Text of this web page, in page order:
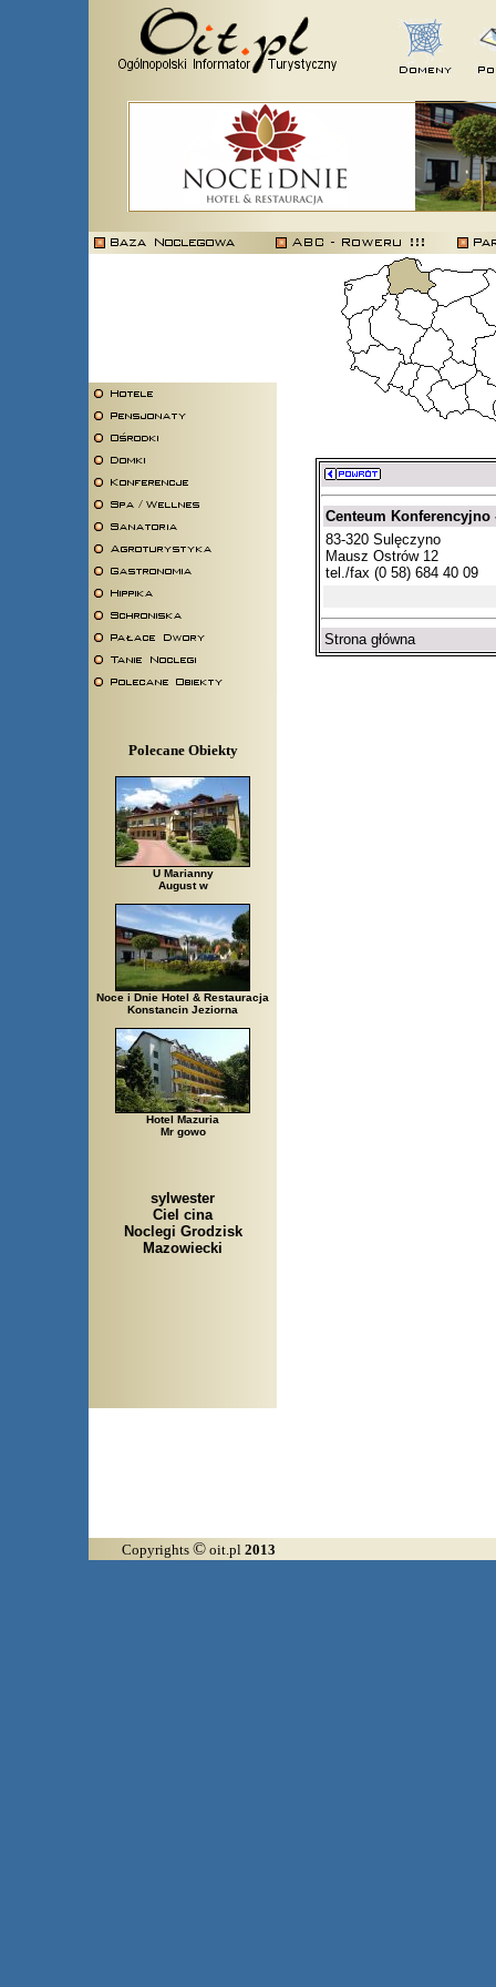
Polecane Obiekty
U Marianny
August w
Noce i Dnie Hotel & Restauracja
Konstancin Jeziorna
Hotel Mazuria
Mr gowo
sylwester
Ciel cina
Noclegi Grodzisk
Mazowiecki
Centeum
83-320 Sulęczyno
Mausz Ostrów 12
tel./fax (0 58) 684 40 09
Strona główna
Copyrights © oit.pl 2013